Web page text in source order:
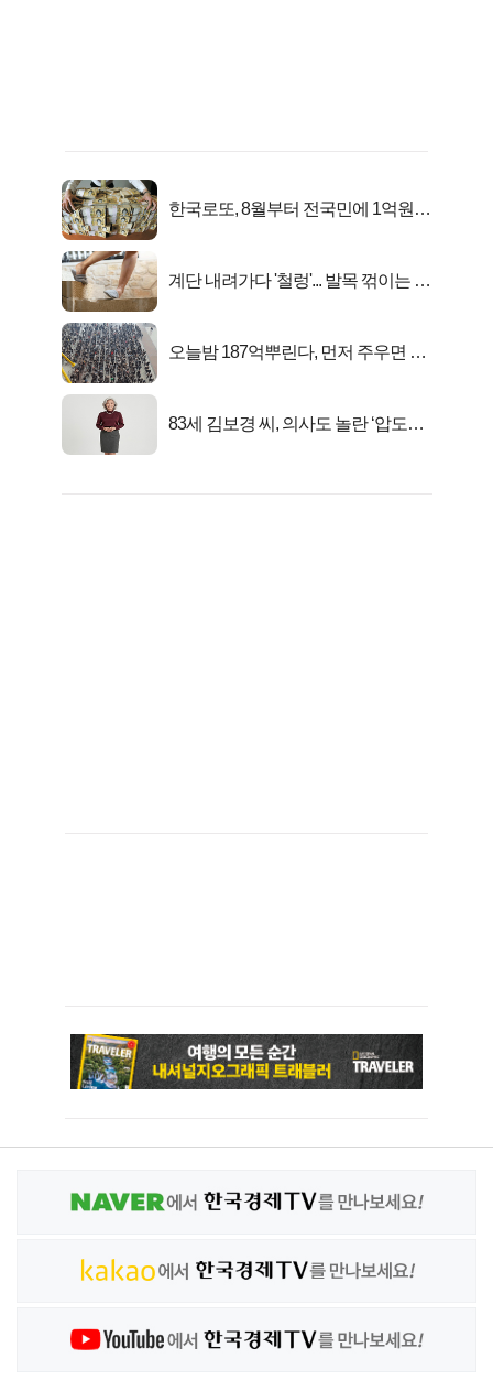
한국로또, 8월부터 전국민에 1억원씩
계단 내려가다 '철렁'... 발목 꺾이는 이
오늘밤 187억뿌린다, 먼저 주우면 최
83세 김보경 씨, 의사도 놀란 ‘압도적